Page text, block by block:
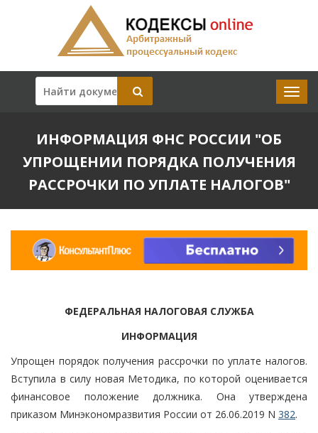
ИНФОРМАЦИЯ ФНС РОССИИ "ОБ
УПРОЩЕНИИ ПОРЯДКА ПОЛУЧЕНИЯ
РАССРОЧКИ ПО УПЛАТЕ НАЛОГОВ"
ФЕДЕРАЛЬНАЯ НАЛОГОВАЯ СЛУЖБА
ИНФОРМАЦИЯ
Упрощен порядок получения рассрочки по уплате налогов.
Вступила в силу новая Методика, по которой оценивается
финансовое положение должника. Она утверждена
приказом Минэкономразвития России от 26.06.2019 N 382.